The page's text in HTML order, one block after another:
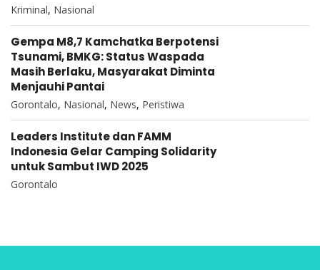
Kriminal, Nasional
Gempa M8,7 Kamchatka Berpotensi
Tsunami, BMKG: Status Waspada
Masih Berlaku, Masyarakat Diminta
Menjauhi Pantai
Gorontalo, Nasional, News, Peristiwa
Leaders Institute dan FAMM
Indonesia Gelar Camping Solidarity
untuk Sambut IWD 2025
Gorontalo